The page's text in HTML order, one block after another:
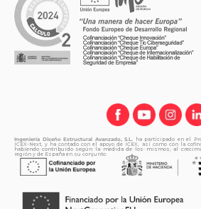
Ingeniería Diseño Estructural Avanzado, S.L. ha participado en el
ICEX-Next, y ha contado con el apoyo de ICEX, así como con la
habiendo contribuido según la medida de los mismos, al
región y de España en su conjunto.